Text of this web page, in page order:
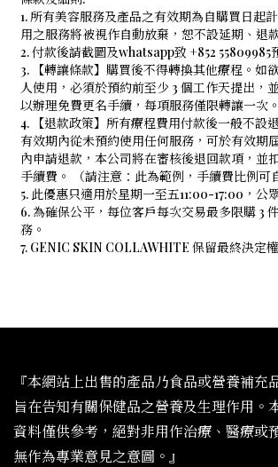
1. 所有美容服務及產品之有效期為自購買日起
用之服務將被視作自動放棄，恕不設延期、退
2. 付款後請截圖及whatsapp致 +852 55809985
3. 【轉讓條款】購買後不得轉換其他療程。如
人使用，必須於預約前至少 3 個工作天提出，
以辦理免費更名手續，每項服務僅限轉讓一次。
4. 【退款政策】所有療程費用付款後一般不設
有效期內從未預約使用任何服務，可於有效期
內申請退款，本公司將在審核後退回款項，並
手續費。 （請注意：此為範例，手續費比例可
5. 此優惠只適用於星期一至五11:00-17:00，公
6. 為確保公平，每位客戶每次交易最多限購 3
務。
7. GENIC SKIN COLLAWHITE 保留最終決定權
『本網站上出售的產品乃食品或營養補充
旨在告知有關保健品之營養及生理作用。
資料僅供參考，絕對非用作治療、醫療或
無作為專業意見之意圖。』